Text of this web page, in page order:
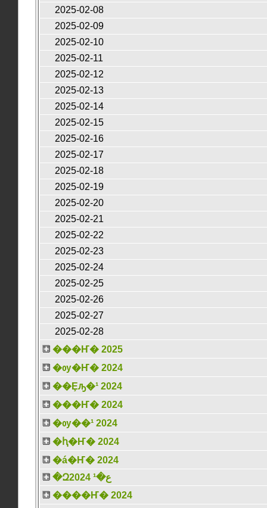
2025-02-08
2025-02-09
2025-02-10
2025-02-11
2025-02-12
2025-02-13
2025-02-14
2025-02-15
2025-02-16
2025-02-17
2025-02-18
2025-02-19
2025-02-20
2025-02-21
2025-02-22
2025-02-23
2025-02-24
2025-02-25
2025-02-26
2025-02-27
2025-02-28
���Ҥ� 2025
�ѹ�Ҥ� 2024
��Ȩԡ�¹ 2024
���Ҥ� 2024
�ѹ��¹ 2024
�ԧ�Ҥ� 2024
�á�Ҥ� 2024
�Զع�¹ 2024
����Ҥ� 2024